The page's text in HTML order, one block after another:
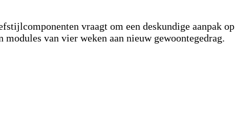
vraagt om een deskundige aanpak
van vier weken aan nieuw gewoontegedrag.